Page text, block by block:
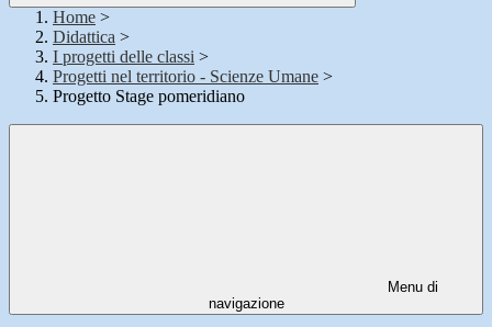
Home >
Didattica >
I progetti delle classi >
Progetti nel territorio - Scienze Umane >
Progetto Stage pomeridiano
Menu di
navigazione